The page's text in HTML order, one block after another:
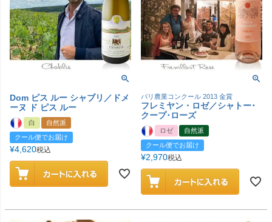
Dom ピス ルー シャブリ／ドメ
ーヌ ド ピス ルー
白
自然派
クール便でお届け
¥4,620税込
パリ農業コンクール 2013 金賞
フレミヤン・ロゼ／シャトー･
クープ･ローズ
ロゼ
自然派
クール便でお届け
¥2,970税込